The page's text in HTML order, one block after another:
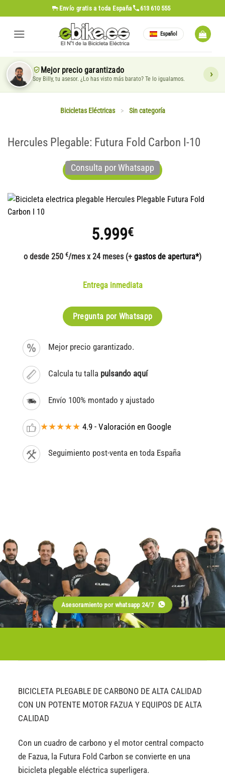
al
contenido
Envío gratis a toda España 613 610 555
Español
Mejor precio garantizado
Soy Billy, tu asesor. ¿Lo has visto más barato? Te lo igualamos.
Bicicletas Eléctricas > Sin categoría
Hercules Plegable: Futura Fold Carbon I-10
Pregunta por Whatsapp
Consulta por Whatsapp
5.999€
o desde 250 €/mes x 24 meses (+ gastos de apertura*)
Entrega inmediata
Pregunta por Whatsapp
Mejor precio garantizado.
Calcula tu talla pulsando aquí
Envío 100% montado y ajustado
★★★★★ 4.9 - Valoración en Google
Seguimiento post-venta en toda España
Asesoramiento por whatsapp 24/7
BICICLETA PLEGABLE DE CARBONO DE ALTA CALIDAD
CON UN POTENTE MOTOR FAZUA Y EQUIPOS DE ALTA
CALIDAD
Con un cuadro de carbono y el motor central compacto
de Fazua, la Futura Fold Carbon se convierte en una
bicicleta plegable eléctrica superligera.